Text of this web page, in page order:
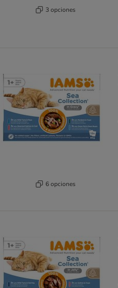
3 opciones
6 opciones